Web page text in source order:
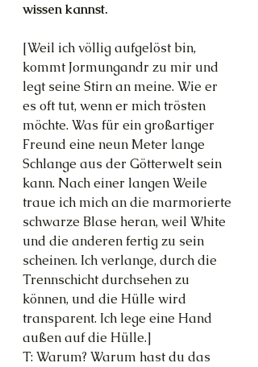
wissen kannst.
[Weil ich völlig aufgelöst bin,
kommt Jormungandr zu mir und
legt seine Stirn an meine. Wie er
es oft tut, wenn er mich trösten
möchte. Was für ein großartiger
Freund eine neun Meter lange
Schlange aus der Götterwelt sein
kann. Nach einer langen Weile
traue ich mich an die marmorierte
schwarze Blase heran, weil White
und die anderen fertig zu sein
scheinen. Ich verlange, durch die
Trennschicht durchsehen zu
können, und die Hülle wird
transparent. Ich lege eine Hand
außen auf die Hülle.]
T: Warum? Warum hast du das